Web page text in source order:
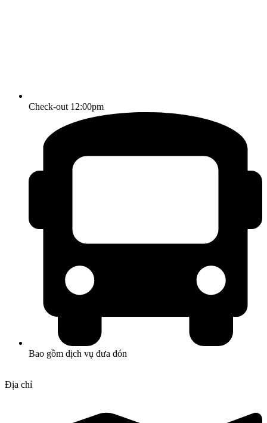
Check-out 12:00pm
Bao gồm dịch vụ đưa đón
Địa chỉ